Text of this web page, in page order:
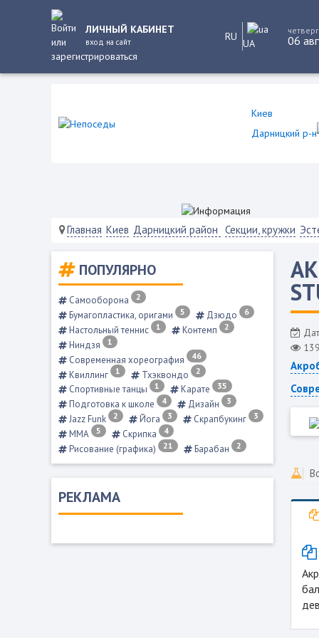
ЛИЧНЫЙ КАБИНЕТ
вход на сайт RU
UA
четверг
06
Киев
Дарницкий р-н
Главная Киев Дарницкий район Секции, кружки
ПОПУЛЯРНО
Самооборона 2
Бумагопластика, оригами 5 Дзюдо 6
Настольный теннис 1 Контемп 2
Ниндзя 1
Современная хореография 46
Квиллинг 1 Тхэквондо 2
Спортивные танцы 1 Карате 35
Подготовка к школе 4 Дизайн 3
Jazz Funk 2 Йога 3 Скрапбукинг 3
ММА 5 Скрипка 4
Рисование (графика) 21 Барабан 2
РЕКЛАМА